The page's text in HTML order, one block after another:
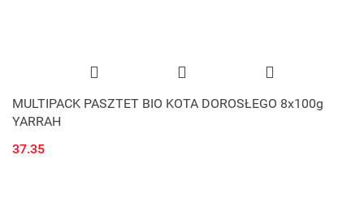
MULTIPACK PASZTET BIO KOTA DOROSŁEGO 8x100g
YARRAH
37.35